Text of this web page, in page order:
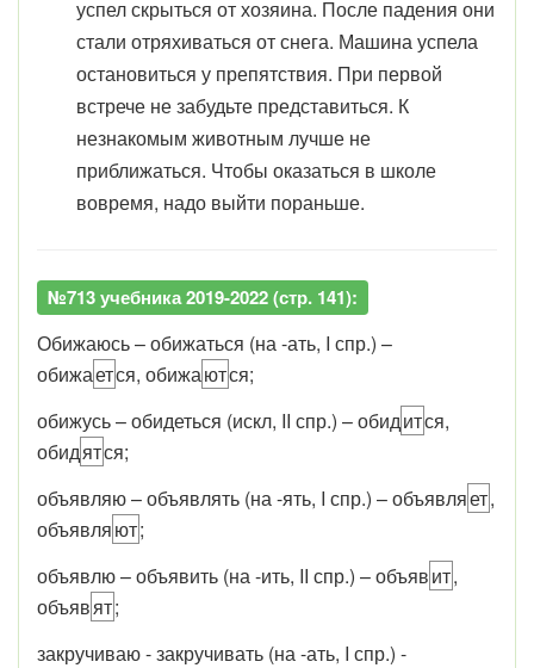
успел скрыться от хозяина. После падения они
стали отряхиваться от снега. Машина успела
остановиться у препятствия. При первой
встрече не забудьте представиться. К
незнакомым животным лучше не
приближаться. Чтобы оказаться в школе
вовремя, надо выйти пораньше.
№713 учебника 2019-2022 (стр. 141):
Обижаюсь – обижаться (на -ать, I спр.) –
обижается, обижаются;
обижусь – обидеться (искл, II спр.) – обидится,
обидятся;
объявляю – объявлять (на -ять, I спр.) – объявляет,
объявляют;
объявлю – объявить (на -ить, II спр.) – объявит,
объявят;
закручиваю - закручивать (на -ать, I спр.) -